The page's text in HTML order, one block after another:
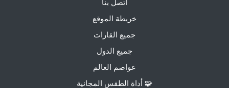
اتصل بنا
خريطة الموقع
جميع القارات
جميع الدول
عواصم العالم
🧩 أداة الطقس المجانية